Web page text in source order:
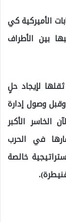
الأميركية كي
بين الأطراف
لإيجاد حلٍ
وصول إدارة
الخاسر الأكبر
في الحرب
خالصة